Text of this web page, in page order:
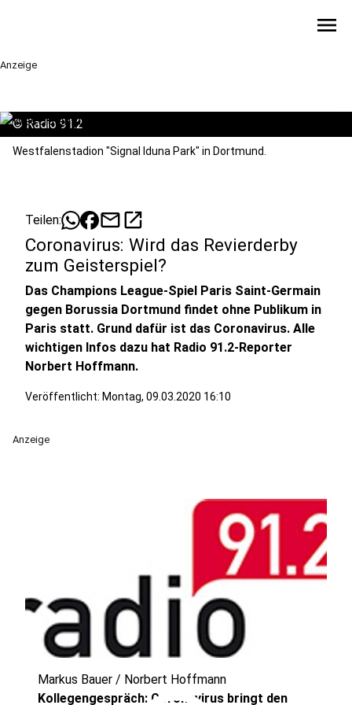
menu
Anzeige
© Radio 91.2
Westfalenstadion "Signal Iduna Park" in Dortmund.
Teilen: mailopen_in_new
Coronavirus: Wird das Revierderby
zum Geisterspiel?
Das Champions League-Spiel Paris Saint-Germain
gegen Borussia Dortmund findet ohne Publikum in
Paris statt. Grund dafür ist das Coronavirus. Alle
wichtigen Infos dazu hat Radio 91.2-Reporter
Norbert Hoffmann.
Veröffentlicht: Montag, 09.03.2020 16:10
Anzeige
Markus Bauer / Norbert Hoffmann
Kollegengespräch: Coronavirus bringt den